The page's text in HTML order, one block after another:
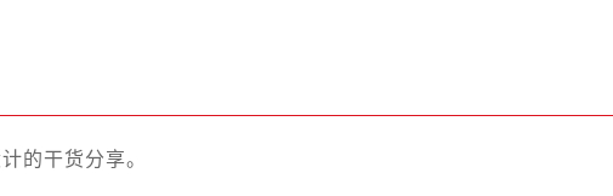
的干货分享。